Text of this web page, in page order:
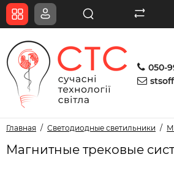
050-
Главная Светодиодные светильники
Магнитные трековые